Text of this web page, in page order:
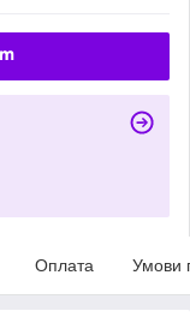
Оплата Умови